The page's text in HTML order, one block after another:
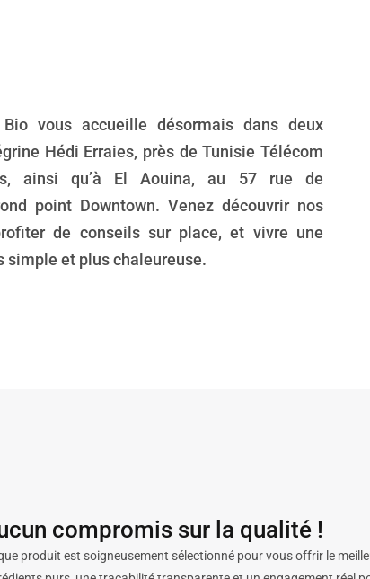
vous accueille désormais dans deux
Hédi Erraies, près de Tunisie Télécom
ainsi qu’à El Aouina, au 57 rue de
point Downtown. Venez découvrir nos
de conseils sur place, et vivre une
simple et plus chaleureuse.
compromis sur la qualité !
produit est soigneusement sélectionné pour vous offrir le